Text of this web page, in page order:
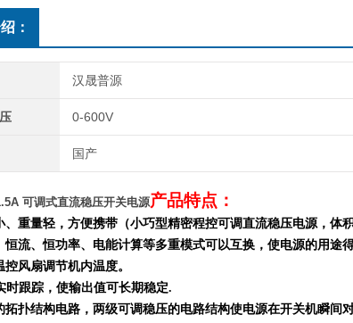
：
汉晟普源
0-600V
国产
可调式直流稳压开关电源产品特点：
重量轻，方便携带（小巧型精密程控可调直流稳压电源，体积
流、恒功率、电能计算等多重模式可以互换 ， 使电源的用途
风扇调节机内温度。
跟踪，使输出值可长期稳定.
拓扑结构电路，两级可调稳压的电路结构使电源在开关机瞬间对